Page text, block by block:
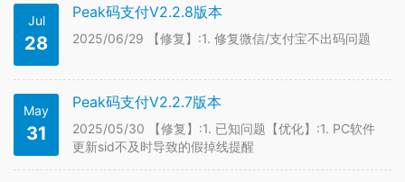
Jul
28
Peak码支付V2.2.8版本
2025/06/29 【修复】:1. 修复微信/支付宝不出码问题
May
31
Peak码支付V2.2.7版本
2025/05/30 【修复】:1. 已知问题【优化】:1. PC软件
更新sid不及时导致的假掉线提醒